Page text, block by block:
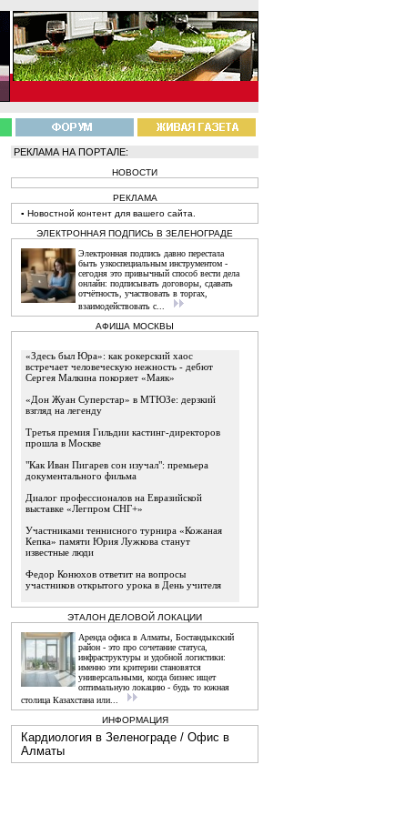
РЕКЛАМА НА ПОРТАЛЕ:
НОВОСТИ
РЕКЛАМА
▪ Новостной контент для вашего сайта.
ЭЛЕКТРОННАЯ ПОДПИСЬ В ЗЕЛЕНОГРАДЕ
Электронная подпись давно перестала
быть узкоспециальным инструментом -
сегодня это привычный способ вести дела
онлайн: подписывать договоры, сдавать
отчётность, участвовать в торгах,
взаимодействовать с...
АФИША МОСКВЫ
«Здесь был Юра»: как рокерский хаос
встречает человеческую нежность - дебют
Сергея Малкина покоряет «Маяк»
«Дон Жуан Суперстар» в МТЮЗе: дерзкий
взгляд на легенду
Третья премия Гильдии кастинг-директоров
прошла в Москве
"Как Иван Пигарев сон изучал": премьера
документального фильма
Диалог профессионалов на Евразийской
выставке «Легпром СНГ+»
Участниками теннисного турнира «Кожаная
Кепка» памяти Юрия Лужкова станут
известные люди
Федор Конюхов ответит на вопросы
участников открытого урока в День учителя
ЭТАЛОН ДЕЛОВОЙ ЛОКАЦИИ
Аренда офиса в Алматы, Бостандыкский
район - это про сочетание статуса,
инфраструктуры и удобной логистики:
именно эти критерии становятся
универсальными, когда бизнес ищет
оптимальную локацию - будь то южная
столица Казахстана или...
ИНФОРМАЦИЯ
Кардиология в Зеленограде / Офис в
Алматы